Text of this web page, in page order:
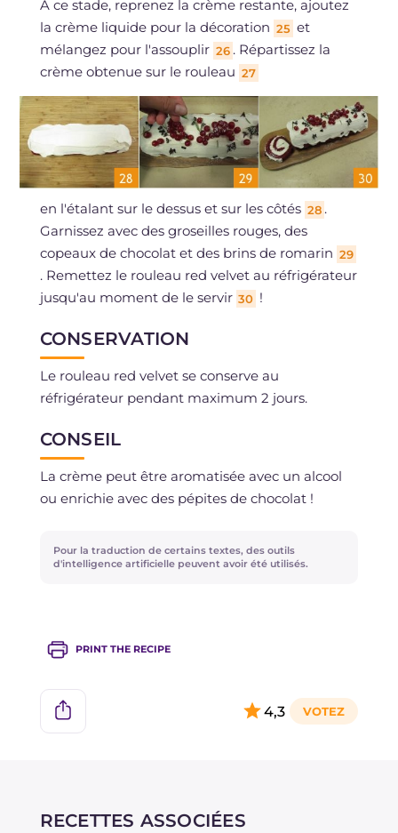
À ce stade, reprenez la crème restante, ajoutez
la crème liquide pour la décoration 25 et
mélangez pour l'assouplir 26 . Répartissez la
crème obtenue sur le rouleau 27
en l'étalant sur le dessus et sur les côtés 28 .
Garnissez avec des groseilles rouges, des
copeaux de chocolat et des brins de romarin 29
. Remettez le rouleau red velvet au réfrigérateur
jusqu'au moment de le servir 30 !
CONSERVATION
Le rouleau red velvet se conserve au
réfrigérateur pendant maximum 2 jours.
CONSEIL
La crème peut être aromatisée avec un alcool
ou enrichie avec des pépites de chocolat !
Pour la traduction de certains textes, des outils
d'intelligence artificielle peuvent avoir été utilisés.
PRINT THE RECIPE
4,3
RECETTES ASSOCIÉES